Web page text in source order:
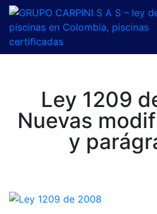
Ley 1209
Nuevas
y